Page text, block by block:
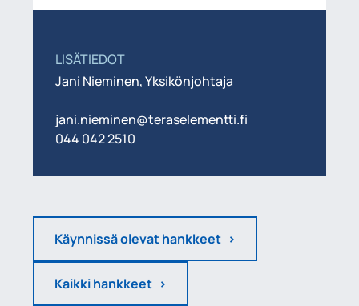
LISÄTIEDOT
Jani Nieminen, Yksikönjohtaja
jani.nieminen@teraselementti.fi
044 042 2510
Käynnissä olevat hankkeet
Kaikki hankkeet